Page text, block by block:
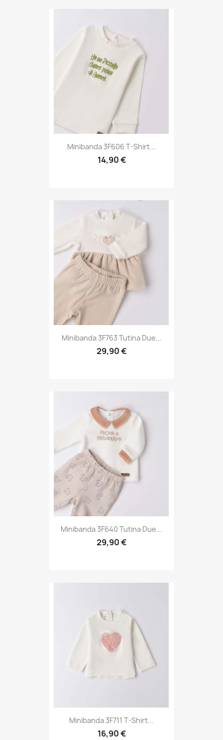
Minibanda 3F606 T-Shirt...
14,90 €
Minibanda 3F763 Tutina Due...
29,90 €
Minibanda 3F640 Tutina Due...
29,90 €
Minibanda 3F711 T-Shirt...
16,90 €